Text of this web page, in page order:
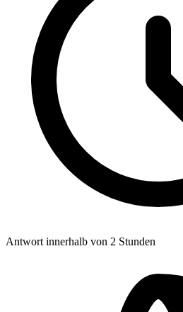
Antwort innerhalb von 2 Stunden